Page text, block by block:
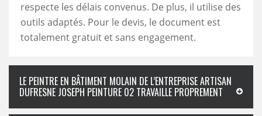
respecte les délais convenus. De plus, il utilise des
outils adaptés. Pour le devis, le document est
totalement gratuit et sans engagement.
LE PEINTRE EN BÂTIMENT MOLAIN DE L’ENTREPRISE ARTISAN
DUFRESNE JOSEPH PEINTURE 02 TRAVAILLE PROPREMENT